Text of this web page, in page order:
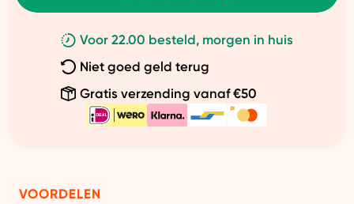
Voor 22.00 besteld, morgen in huis
Niet goed geld terug
Gratis verzending vanaf €50
VOORDELEN